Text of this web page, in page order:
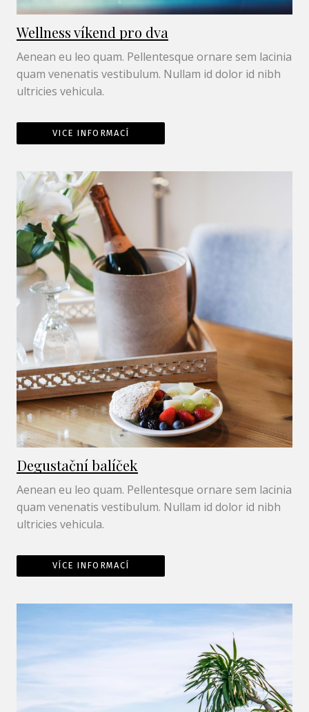
Wellness víkend pro dva
Aenean eu leo quam. Pellentesque ornare sem lacinia
quam venenatis vestibulum. Nullam id dolor id nibh
ultricies vehicula.
VICE INFORMACÍ
Degustační balíček
Aenean eu leo quam. Pellentesque ornare sem lacinia
quam venenatis vestibulum. Nullam id dolor id nibh
ultricies vehicula.
VÍCE INFORMACÍ